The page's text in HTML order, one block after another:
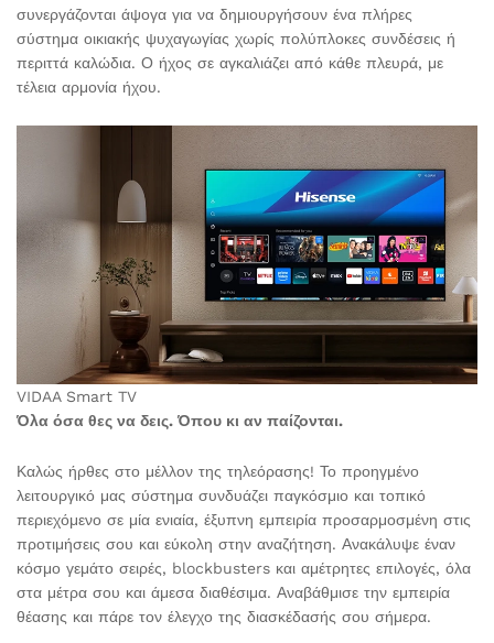
συνεργάζονται άψογα για να δημιουργήσουν ένα πλήρες
σύστημα οικιακής ψυχαγωγίας χωρίς πολύπλοκες συνδέσεις ή
περιττά καλώδια. Ο ήχος σε αγκαλιάζει από κάθε πλευρά, με
τέλεια αρμονία ήχου.
VIDAA Smart TV
Όλα όσα θες να δεις. Όπου κι αν παίζονται.
Καλώς ήρθες στο μέλλον της τηλεόρασης! Το προηγμένο
λειτουργικό μας σύστημα συνδυάζει παγκόσμιο και τοπικό
περιεχόμενο σε μία ενιαία, έξυπνη εμπειρία προσαρμοσμένη στις
προτιμήσεις σου και εύκολη στην αναζήτηση. Ανακάλυψε έναν
κόσμο γεμάτο σειρές, blockbusters και αμέτρητες επιλογές, όλα
στα μέτρα σου και άμεσα διαθέσιμα. Αναβάθμισε την εμπειρία
θέασης και πάρε τον έλεγχο της διασκέδασής σου σήμερα.